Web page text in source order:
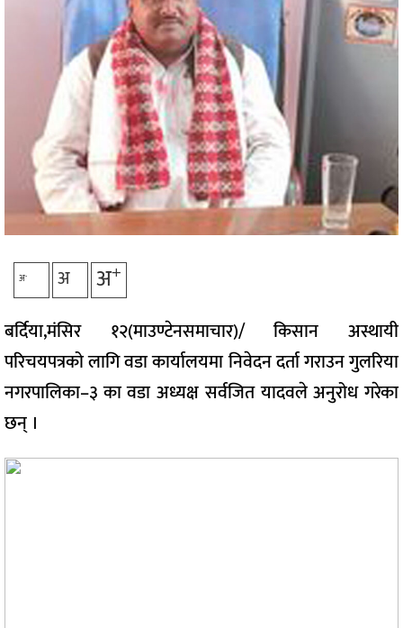
अ- अ अ+
बर्दिया,मंसिर १२(माउण्टेनसमाचार)/ किसान अस्थायी
परिचयपत्रको लागि वडा कार्यालयमा निवेदन दर्ता गराउन गुलरिया
नगरपालिका–३ का वडा अध्यक्ष सर्वजित यादवले अनुरोध गरेका
छन् ।